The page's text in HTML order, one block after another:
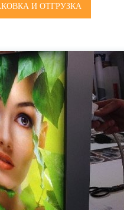
И ОТГРУЗКА